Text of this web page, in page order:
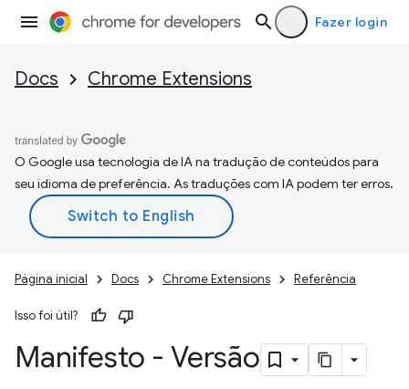
Fazer login
Docs Chrome Extensions
O Google usa tecnologia de IA na tradução de conteúdos para
seu idioma de preferência. As traduções com IA podem ter erros.
Página inicial Docs Chrome Extensions Referência
Isso foi útil?
Manifesto - Versão